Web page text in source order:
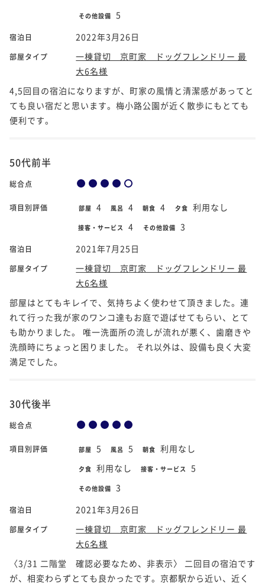
その他設備 5
宿泊日 2022年3月26日
部屋タイプ
一棟貸切 京町家 ドッグフレンドリー 最
大6名様
4,5回目の宿泊になりますが、町家の風情と清潔感があってと
ても良い宿だと思います。梅小路公園が近く散歩にもとても
便利です。
50代前半
総合点
項目別評価 部屋 4 風呂 4 朝食 4 夕食 利用なし
接客・サービス 4 その他設備 3
宿泊日 2021年7月25日
部屋タイプ
一棟貸切 京町家 ドッグフレンドリー 最
大6名様
部屋はとてもキレイで、気持ちよく使わせて頂きました。連
れて行った我が家のワンコ達もお庭で遊ばせてもらい、とて
も助かりました。 唯一洗面所の流しが流れが悪く、歯磨きや
洗顔時にちょっと困りました。 それ以外は、設備も良く大変
満足でした。
30代後半
総合点
項目別評価 部屋 5 風呂 5 朝食 利用なし
夕食 利用なし 接客・サービス 5
その他設備 3
宿泊日 2021年3月26日
部屋タイプ
一棟貸切 京町家 ドッグフレンドリー 最
大6名様
〈3/31 二階堂 確認必要なため、非表示〉 二回目の宿泊です
が、相変わらずとても良かったです。京都駅から近い、近く